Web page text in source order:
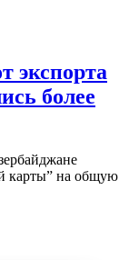
экспорта
более
карты” на общую